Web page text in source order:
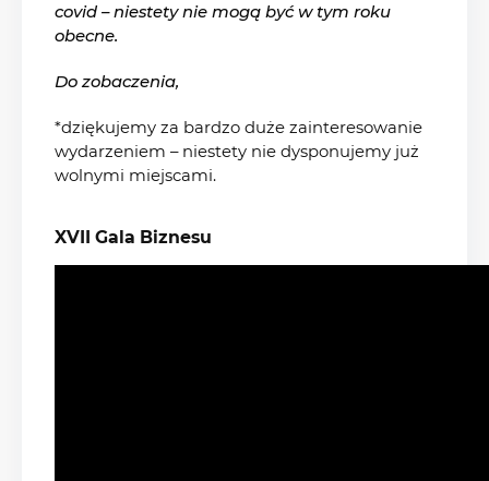
covid – niestety nie mogą być w tym roku
obecne.
Do zobaczenia,
*dziękujemy za bardzo duże zainteresowanie
wydarzeniem – niestety nie dysponujemy już
wolnymi miejscami.
XVII Gala Biznesu